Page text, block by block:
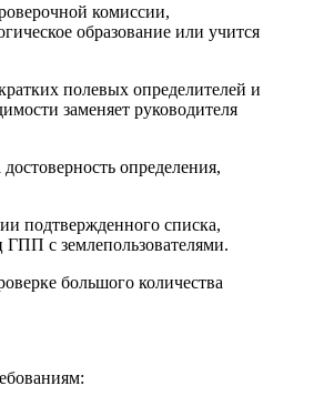
комиссии,
образование или учится
полевых определителей и
заменяет руководителя
определения,
подтвержденного списка,
с землепользователями.
большого количества